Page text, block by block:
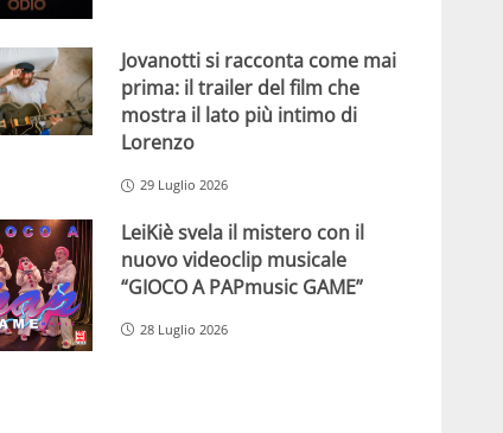
Jovanotti si racconta come mai
prima: il trailer del film che
mostra il lato più intimo di
Lorenzo
29 Luglio 2026
LeiKiè svela il mistero con il
nuovo videoclip musicale
“GIOCO A PAPmusic GAME”
28 Luglio 2026